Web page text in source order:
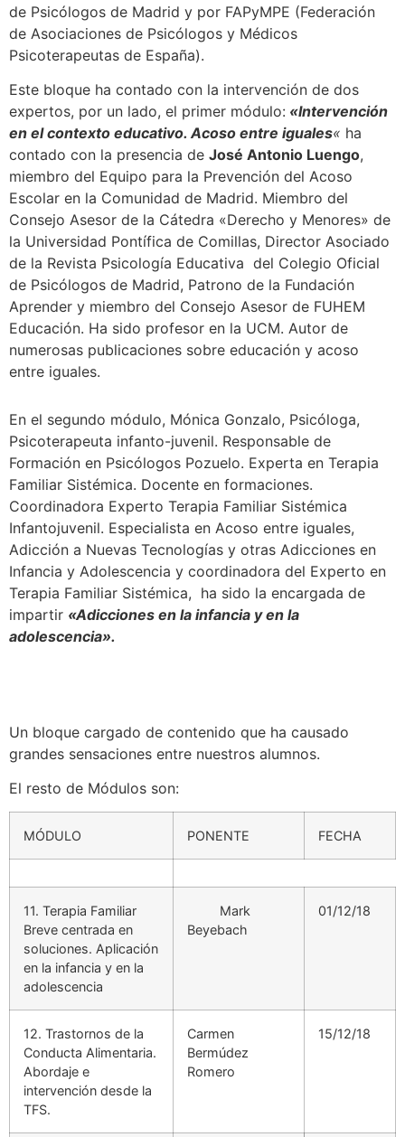
de Psicólogos de Madrid y por FAPyMPE (Federación
de Asociaciones de Psicólogos y Médicos
Psicoterapeutas de España).
Este bloque ha contado con la intervención de dos
expertos, por un lado, el primer módulo: «Intervención
en el contexto educativo. Acoso entre iguales« ha
contado con la presencia de José Antonio Luengo,
miembro del Equipo para la Prevención del Acoso
Escolar en la Comunidad de Madrid. Miembro del
Consejo Asesor de la Cátedra «Derecho y Menores» de
la Universidad Pontífica de Comillas, Director Asociado
de la Revista Psicología Educativa del Colegio Oficial
de Psicólogos de Madrid, Patrono de la Fundación
Aprender y miembro del Consejo Asesor de FUHEM
Educación. Ha sido profesor en la UCM. Autor de
numerosas publicaciones sobre educación y acoso
entre iguales.
En el segundo módulo, Mónica Gonzalo, Psicóloga,
Psicoterapeuta infanto-juvenil. Responsable de
Formación en Psicólogos Pozuelo. Experta en Terapia
Familiar Sistémica. Docente en formaciones.
Coordinadora Experto Terapia Familiar Sistémica
Infantojuvenil. Especialista en Acoso entre iguales,
Adicción a Nuevas Tecnologías y otras Adicciones en
Infancia y Adolescencia y coordinadora del Experto en
Terapia Familiar Sistémica, ha sido la encargada de
impartir «Adicciones en la infancia y en la
adolescencia».
Un bloque cargado de contenido que ha causado
grandes sensaciones entre nuestros alumnos.
El resto de Módulos son:
MÓDULO PONENTE FECHA
11. Terapia Familiar
Breve centrada en
soluciones. Aplicación
en la infancia y en la
adolescencia
Mark
Beyebach
01/12/18
12. Trastornos de la
Conducta Alimentaria.
Abordaje e
intervención desde la
TFS.
Carmen
Bermúdez
Romero
15/12/18